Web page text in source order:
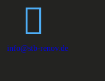
info@stb-renov.de